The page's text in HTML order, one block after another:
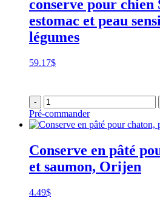
conserve pour chien
estomac et peau
légumes
59.17$
-
Pré-commander
Conserve en pâté
et saumon, Orijen
4.49$